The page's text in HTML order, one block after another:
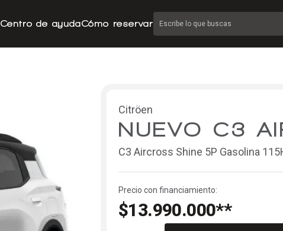
Centro de ayudaCómo reservar Escribe lo que buscas
Citröen
NUEVO C3
C3 Aircross Shine 5P Gasolina
Precio con financiamiento:
$13.990.000**